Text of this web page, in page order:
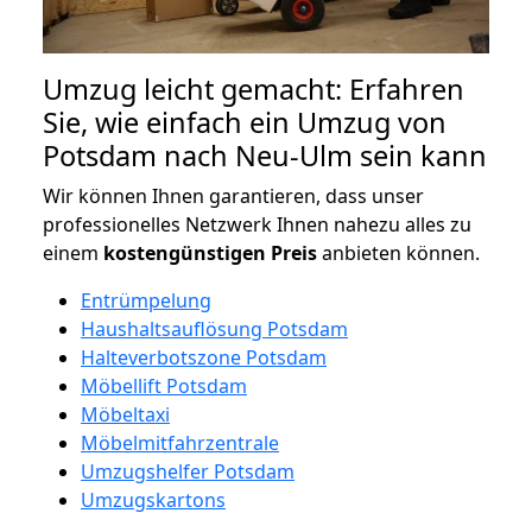
Umzug leicht gemacht: Erfahren
Sie, wie einfach ein Umzug von
Potsdam nach Neu-Ulm sein kann
Wir können Ihnen garantieren, dass unser
professionelles Netzwerk Ihnen nahezu alles zu
einem kostengünstigen Preisanbieten können.
Entrümpelung
Haushaltsauflösung Potsdam
Halteverbotszone Potsdam
Möbellift Potsdam
Möbeltaxi
Möbelmitfahrzentrale
Umzugshelfer Potsdam
Umzugskartons